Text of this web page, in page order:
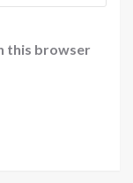
this browser